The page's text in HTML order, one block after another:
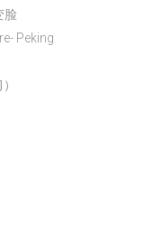
脸
Peking